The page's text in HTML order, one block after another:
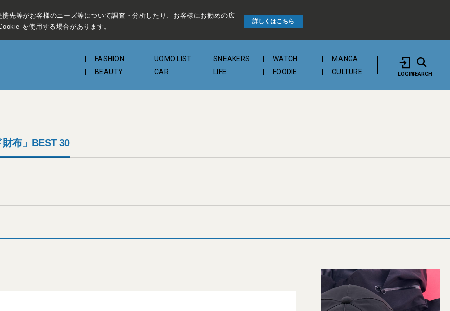
先等がお客様のニーズ等について調査・分析したり、お客様にお勧めの広
を使用する場合があります。
詳しくはこちら
FASHION UOMO LIST SNEAKERS WATCH
MANGA
BEAUTY
CAR LIFE FOODIE CULTURE LOGINSEARCH
布」BEST 30